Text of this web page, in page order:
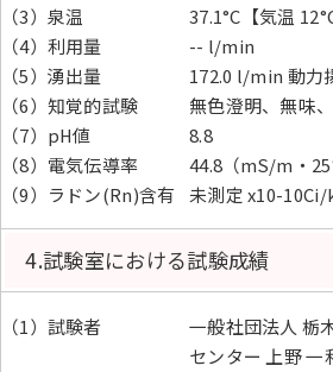
（3）泉温
37.1°C【気温
（4）利用量
-- l/min
（5）湧出量
172.0 l/min 動力
（6）知覚的試験
無色澄明、無味
（7）pH値
8.8
（8）電気伝導率
44.8（mS/m・
（9）ラドン(Rn)含有
未測定 x10-
4.試験室における試験成績
（1）試験者
一般社団法人 栃
センター 上野 一